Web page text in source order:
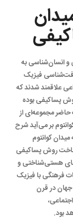
و انسان‌شناسی به
فیزیک
علاقمند شدند که
پساکیفی بوده
حاضر مجموعه‌ای از
بر می‌آید شرح
کوانتوم
روش پساکیفی
هستی‌شناختی و
فرهنگی با فیزیک
جهان در قرن
بود.